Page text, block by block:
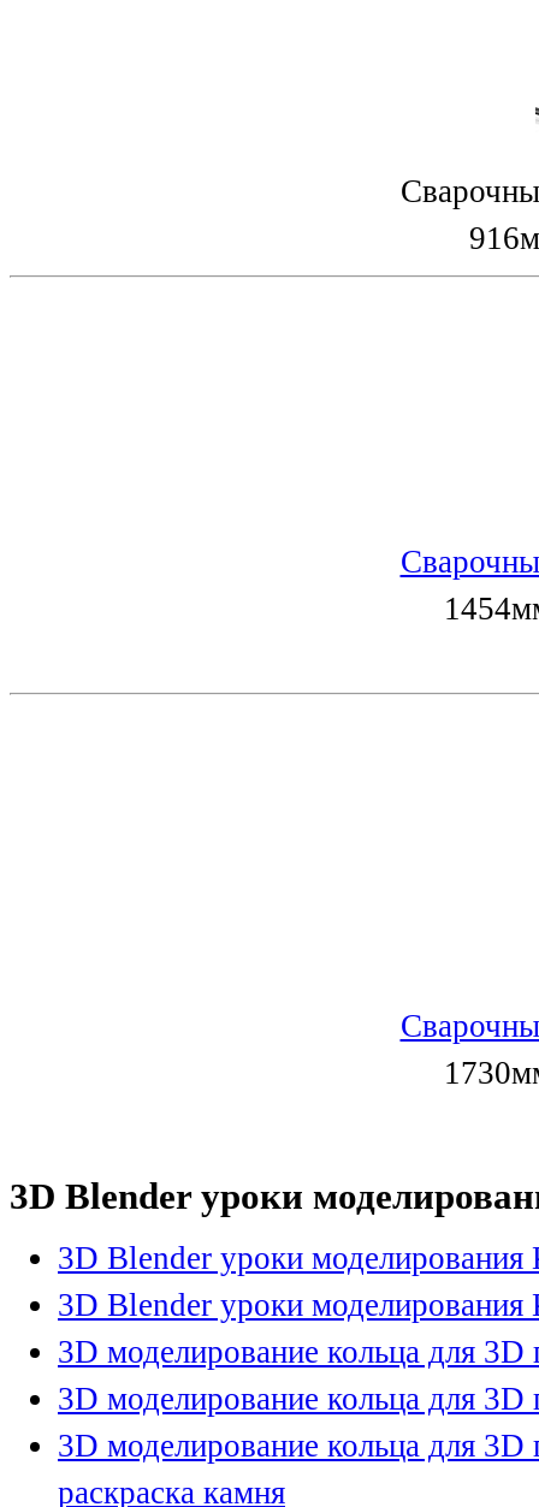
3D Blender уроки
3D Blender уроки моделирования
3D Blender уроки моделирования
3D моделирование кольца для 3D
3D моделирование кольца для 3D
3D моделирование кольца для 3D
раскраска камня